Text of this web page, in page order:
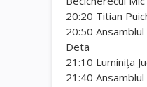
20:20 Titian
20:50
Deta
21:10 Luminiţa
21:40 Ansamblul